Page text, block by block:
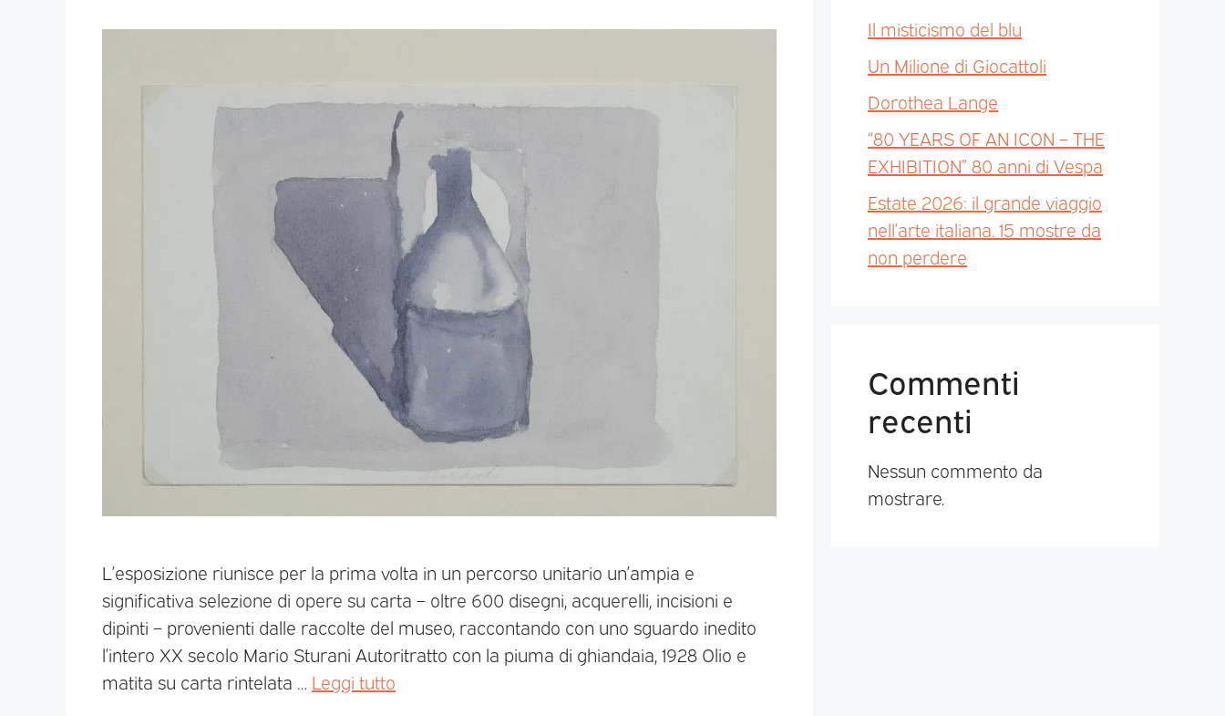
L’esposizione riunisce per la prima volta in un percorso unitario un’ampia e
significativa selezione di opere su carta – oltre 600 disegni, acquerelli, incisioni e
dipinti – provenienti dalle raccolte del museo, raccontando con uno sguardo inedito
l’intero XX secolo Mario Sturani Autoritratto con la piuma di ghiandaia, 1928 Olio e
matita su carta rintelata … Leggi tutto
Il misticismo del blu
Un Milione di Giocattoli
Dorothea Lange
“80 YEARS OF AN ICON – THE
EXHIBITION” 80 anni di Vespa
Estate 2026: il grande viaggio
nell’arte italiana. 15 mostre da
non perdere
Commenti
recenti
Nessun commento da
mostrare.